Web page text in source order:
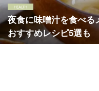
夜食に味噌汁を食べ
おすすめレシピ5選も